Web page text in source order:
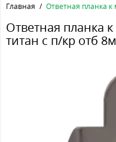
Главная Ответная планка к
Ответная планка
титан с п/кр отб